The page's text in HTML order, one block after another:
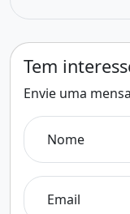
Tem
Envie uma
Nome
Email